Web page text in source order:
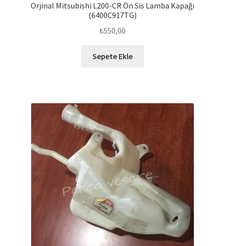
Orjinal Mitsubishi L200-CR Ön Sis Lamba Kapağı
(6400C917TG)
₺550,00
Sepete Ekle